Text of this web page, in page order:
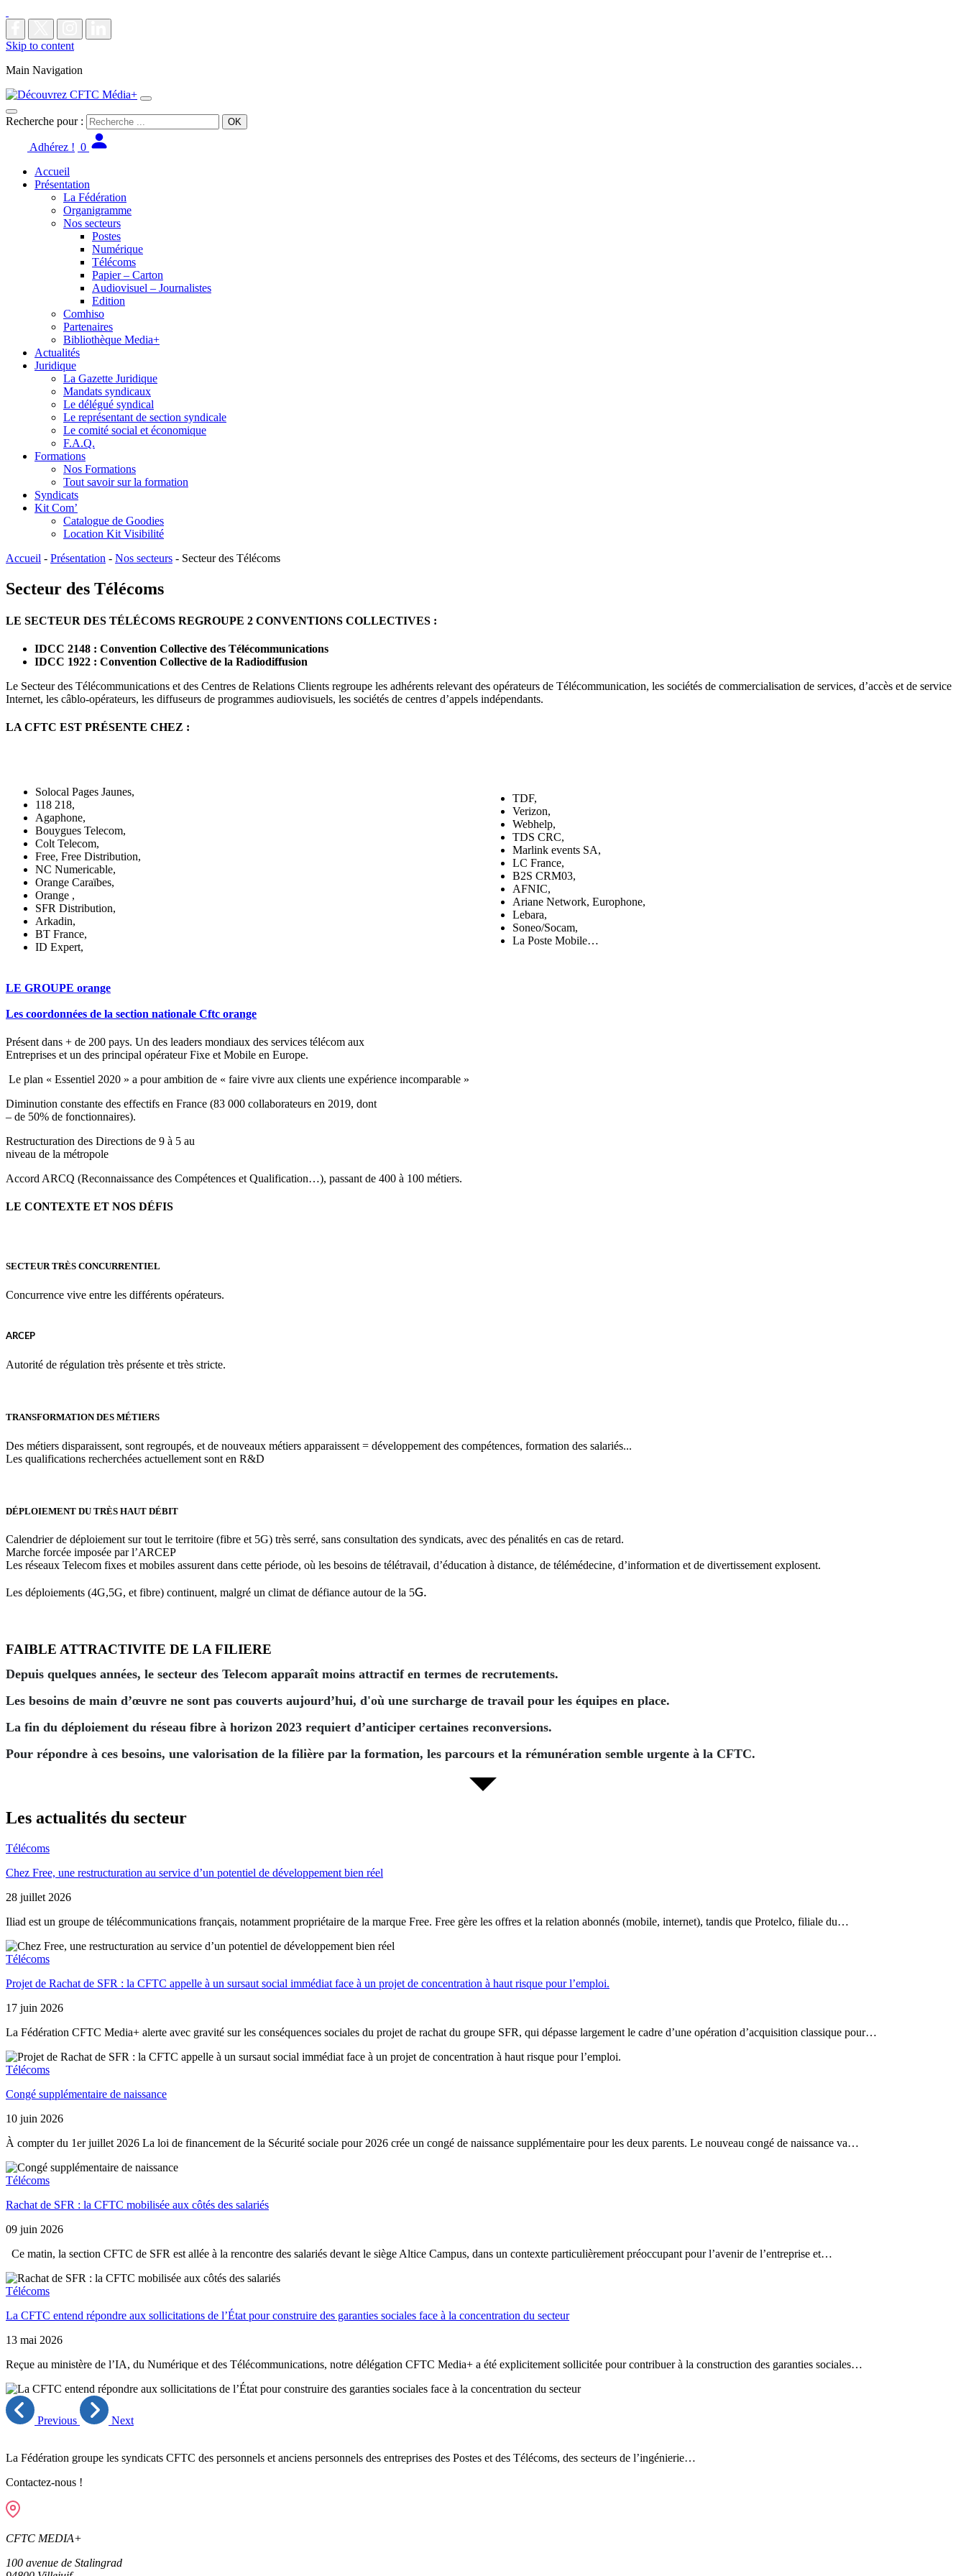
Skip to content
Main Navigation
Recherche pour :
Adhérez ! 0
Accueil
Présentation
La Fédération
Organigramme
Nos secteurs
Postes
Numérique
Télécoms
Papier – Carton
Audiovisuel – Journalistes
Edition
Comhiso
Partenaires
Bibliothèque Media+
Actualités
Juridique
La Gazette Juridique
Mandats syndicaux
Le délégué syndical
Le représentant de section syndicale
Le comité social et économique
F.A.Q.
Formations
Nos Formations
Tout savoir sur la formation
Syndicats
Kit Com’
Catalogue de Goodies
Location Kit Visibilité
Accueil - Présentation - Nos secteurs - Secteur des Télécoms
Secteur des Télécoms
LE SECTEUR DES TÉLÉCOMS REGROUPE 2 CONVENTIONS COLLECTIVES :
IDCC 2148 : Convention Collective des Télécommunications
IDCC 1922 : Convention Collective de la Radiodiffusion
Le Secteur des Télécommunications et des Centres de Relations Clients regroupe les adhérents relevant des opérateurs de Télécommunication, les sociétés de commercialisation de services, d’accès et de service
Internet, les câblo-opérateurs, les diffuseurs de programmes audiovisuels, les sociétés de centres d’appels indépendants.
LA CFTC EST PRÉSENTE CHEZ :
Solocal Pages Jaunes,
118 218,
Agaphone,
Bouygues Telecom,
Colt Telecom,
Free, Free Distribution,
NC Numericable,
Orange Caraïbes,
Orange ,
SFR Distribution,
Arkadin,
BT France,
ID Expert,
TDF,
Verizon,
Webhelp,
TDS CRC,
Marlink events SA,
LC France,
B2S CRM03,
AFNIC,
Ariane Network, Europhone,
Lebara,
Soneo/Socam,
La Poste Mobile…
LE GROUPE orange
Les coordonnées de la section nationale Cftc orange
Présent dans + de 200 pays. Un des leaders mondiaux des services télécom aux
Entreprises et un des principal opérateur Fixe et Mobile en Europe.
Le plan « Essentiel 2020 » a pour ambition de « faire vivre aux clients une expérience incomparable »
Diminution constante des effectifs en France (83 000 collaborateurs en 2019, dont
– de 50% de fonctionnaires).
Restructuration des Directions de 9 à 5 au
niveau de la métropole
Accord ARCQ (Reconnaissance des Compétences et Qualification…), passant de 400 à 100 métiers.
LE CONTEXTE ET NOS DÉFIS
SECTEUR TRÈS CONCURRENTIEL
Concurrence vive entre les différents opérateurs.
ARCEP
Autorité de régulation très présente et très stricte.
TRANSFORMATION DES MÉTIERS
Des métiers disparaissent, sont regroupés, et de nouveaux métiers apparaissent = développement des compétences, formation des salariés...
Les qualifications recherchées actuellement sont en R&D
DÉPLOIEMENT DU TRÈS HAUT DÉBIT
Calendrier de déploiement sur tout le territoire (fibre et 5G) très serré, sans consultation des syndicats, avec des pénalités en cas de retard.
Marche forcée imposée par l’ARCEP
Les réseaux Telecom fixes et mobiles assurent dans cette période, où les besoins de télétravail, d’éducation à distance, de télémédecine, d’information et de divertissement explosent.
Les déploiements (4G,5G, et fibre) continuent, malgré un climat de défiance autour de la 5G.
FAIBLE ATTRACTIVITE DE LA FILIERE
Depuis quelques années, le secteur des Telecom apparaît moins attractif en termes de recrutements.
Les besoins de main d’œuvre ne sont pas couverts aujourd’hui, d'où une surcharge de travail pour les équipes en place.
La fin du déploiement du réseau fibre à horizon 2023 requiert d’anticiper certaines reconversions.
Pour répondre à ces besoins, une valorisation de la filière par la formation, les parcours et la rémunération semble urgente à la CFTC.
Les actualités du secteur
Télécoms
Chez Free, une restructuration au service d’un potentiel de développement bien réel
28 juillet 2026
Iliad est un groupe de télécommunications français, notamment propriétaire de la marque Free. Free gère les offres et la relation abonnés (mobile, internet), tandis que Protelco, filiale du…
Télécoms
Projet de Rachat de SFR : la CFTC appelle à un sursaut social immédiat face à un projet de concentration à haut risque pour l’emploi.
17 juin 2026
La Fédération CFTC Media+ alerte avec gravité sur les conséquences sociales du projet de rachat du groupe SFR, qui dépasse largement le cadre d’une opération d’acquisition classique pour…
Télécoms
Congé supplémentaire de naissance
10 juin 2026
À compter du 1er juillet 2026 La loi de financement de la Sécurité sociale pour 2026 crée un congé de naissance supplémentaire pour les deux parents. Le nouveau congé de naissance va…
Télécoms
Rachat de SFR : la CFTC mobilisée aux côtés des salariés
09 juin 2026
Ce matin, la section CFTC de SFR est allée à la rencontre des salariés devant le siège Altice Campus, dans un contexte particulièrement préoccupant pour l’avenir de l’entreprise et…
Télécoms
La CFTC entend répondre aux sollicitations de l’État pour construire des garanties sociales face à la concentration du secteur
13 mai 2026
Reçue au ministère de l’IA, du Numérique et des Télécommunications, notre délégation CFTC Media+ a été explicitement sollicitée pour contribuer à la construction des garanties sociales…
Previous Next
La Fédération groupe les syndicats CFTC des personnels et anciens personnels des entreprises des Postes et des Télécoms, des secteurs de l’ingénierie…
Contactez-nous !
CFTC MEDIA+
100 avenue de Stalingrad